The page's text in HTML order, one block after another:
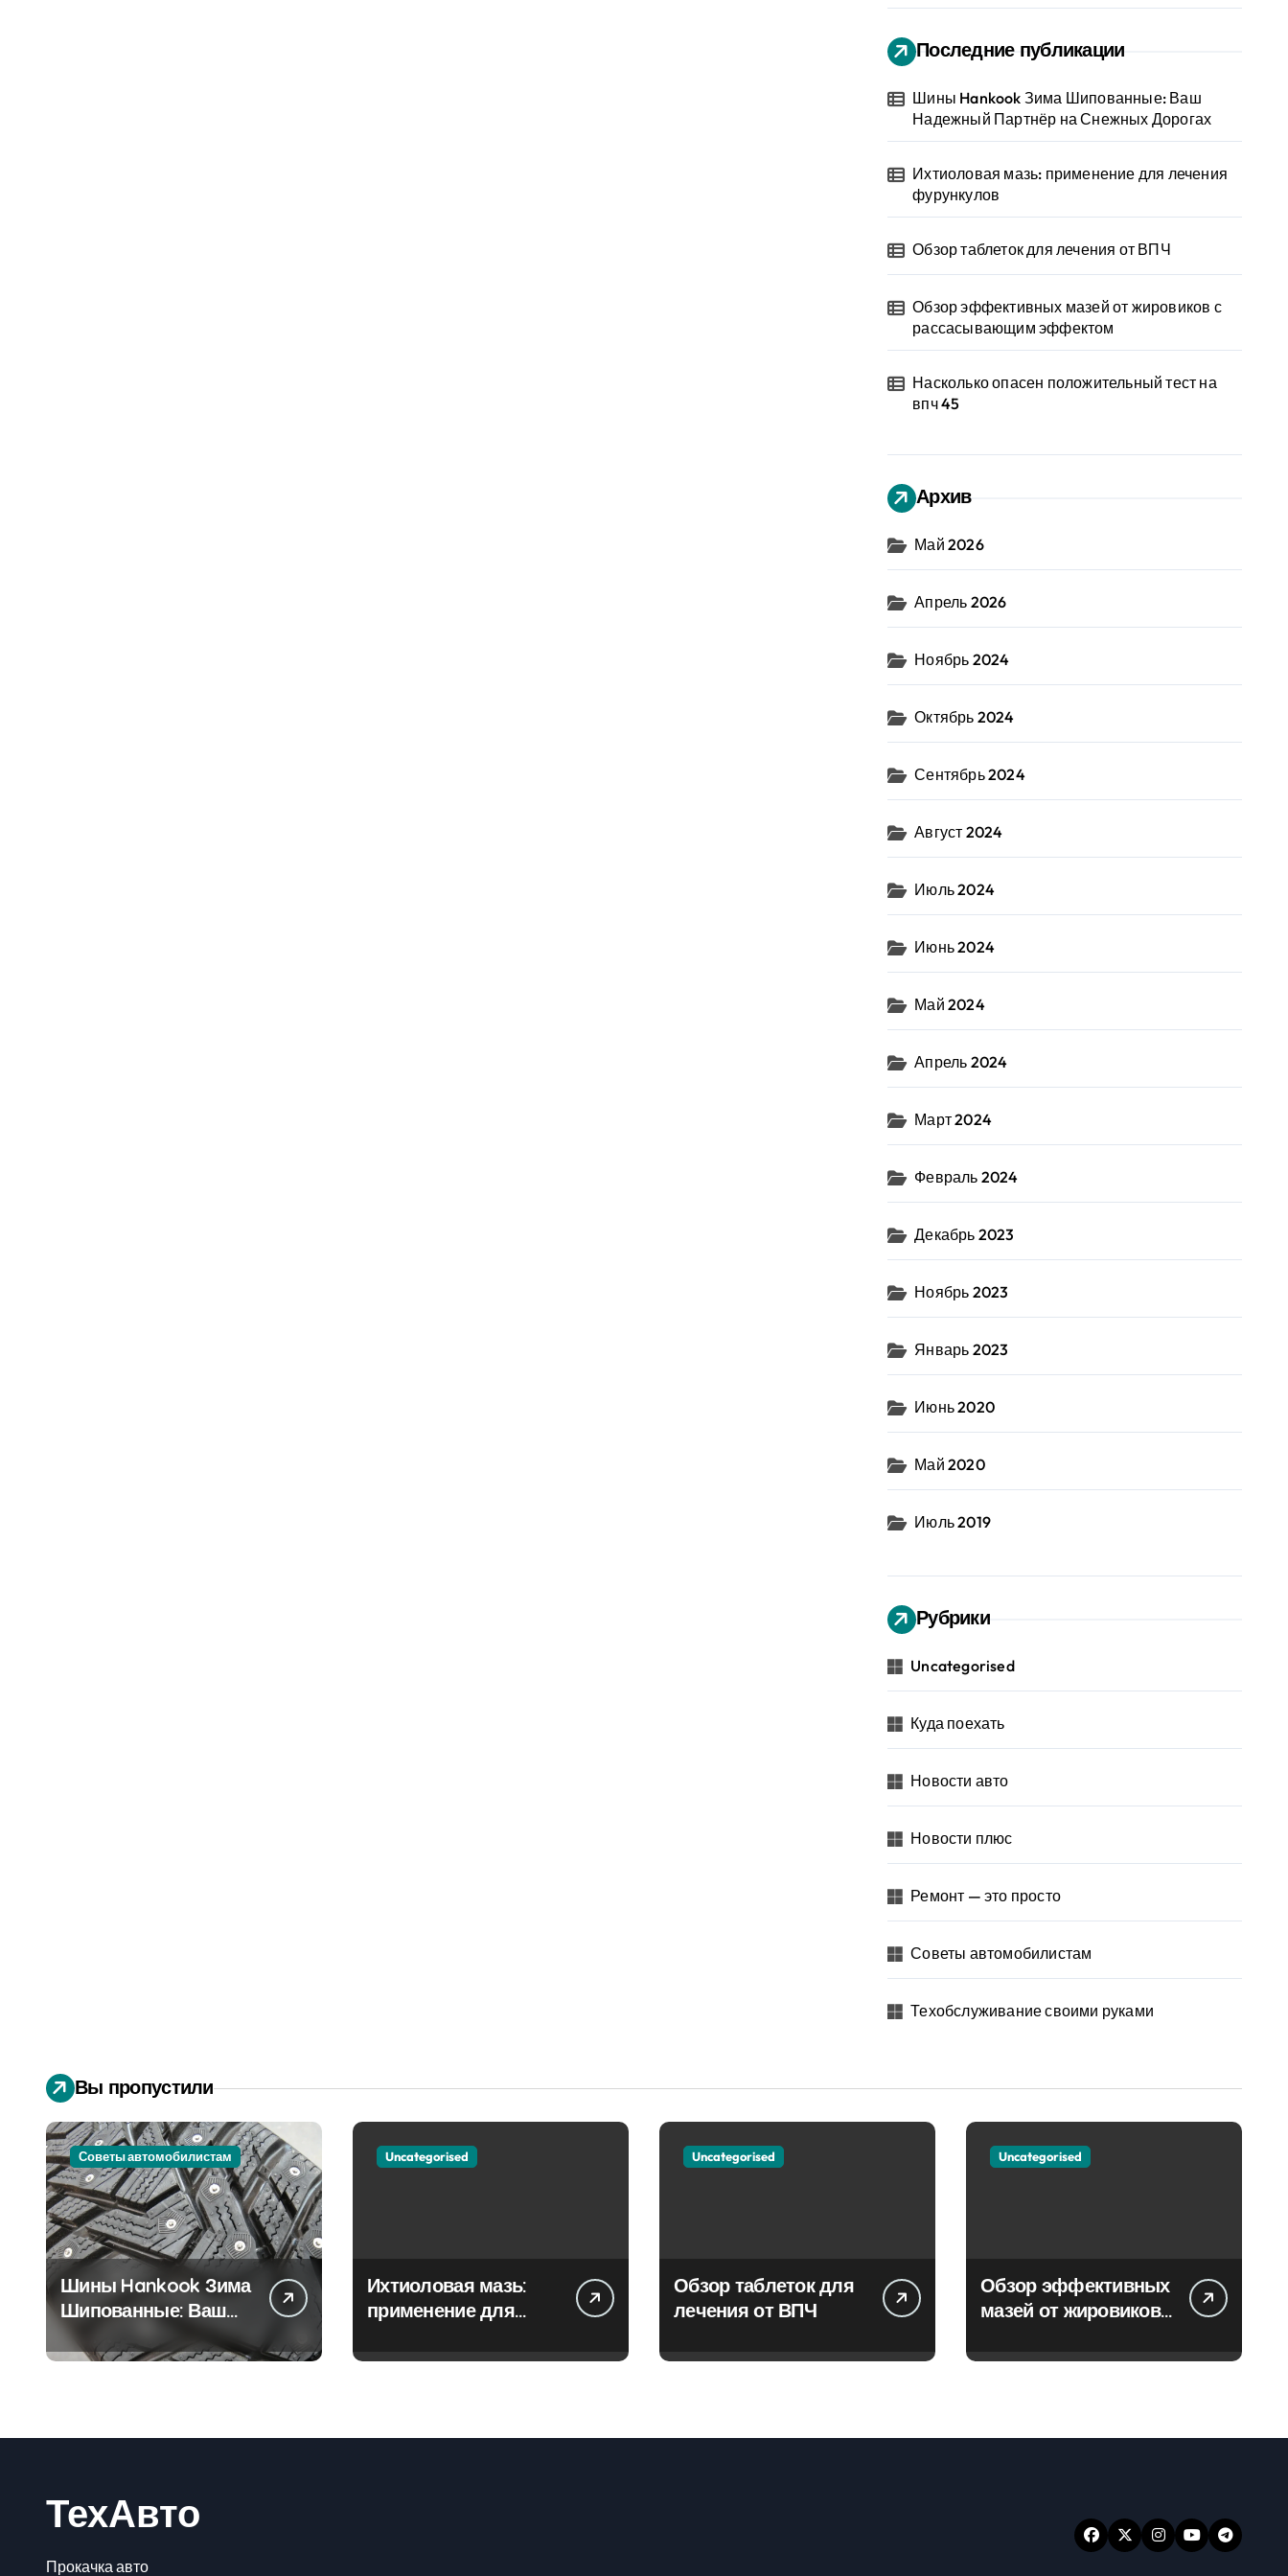
Последние публикации
Шины Hankook Зима Шипованные: Ваш
Надежный Партнёр на Снежных Дорогах
Ихтиоловая мазь: применение для лечения
фурункулов
Обзор таблеток для лечения от ВПЧ
Обзор эффективных мазей от жировиков с
рассасывающим эффектом
Насколько опасен положительный тест на
впч 45
Архив
Май 2026
Апрель 2026
Ноябрь 2024
Октябрь 2024
Сентябрь 2024
Август 2024
Июль 2024
Июнь 2024
Май 2024
Апрель 2024
Март 2024
Февраль 2024
Декабрь 2023
Ноябрь 2023
Январь 2023
Июнь 2020
Май 2020
Июль 2019
Рубрики
Uncategorised
Куда поехать
Новости авто
Новости плюс
Ремонт — это просто
Советы автомобилистам
Техобслуживание своими руками
Вы пропустили
Советы автомобилистам
Шины Hankook Зима
Шипованные: Ваш
Надежный Партнёр
на Снежных Дорогах
Uncategorised
Ихтиоловая мазь:
применение для
Uncategorised
Обзор таблеток для
лечения от ВПЧ
Uncategorised
Обзор эффективных
мазей от жировиков
эффектом
ТехАвто
Прокачка авто